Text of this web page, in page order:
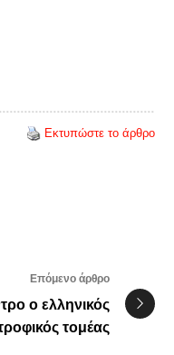
Εκτυπώστε το άρθρο
Επόμενο άρθρο
ο ελληνικός
τομέας